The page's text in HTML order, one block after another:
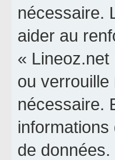
nécessaire.
aider au
« Lineoz.net
ou verrouille
nécessaire.
de